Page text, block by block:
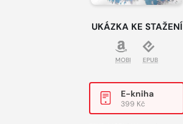
UKÁZKA KE STAŽENÍ
MOBI EPUB
E-kniha
399 Kč